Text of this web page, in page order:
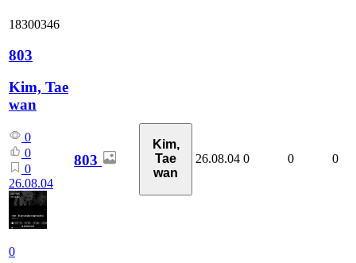
18300346
803
Kim, Tae
wan
0
0
0
26.08.04
0
803
Kim,
Tae
wan
26.08.04 0 0 0